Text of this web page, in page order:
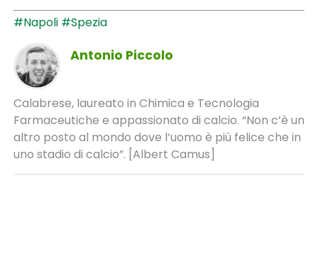
#Napoli #Spezia
Antonio Piccolo
Calabrese, laureato in Chimica e Tecnologia
Farmaceutiche e appassionato di calcio. “Non c’è un
altro posto al mondo dove l’uomo è più felice che in
uno stadio di calcio”. [Albert Camus]